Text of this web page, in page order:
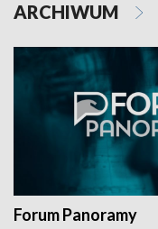
ARCHIWUM
Forum Panoramy